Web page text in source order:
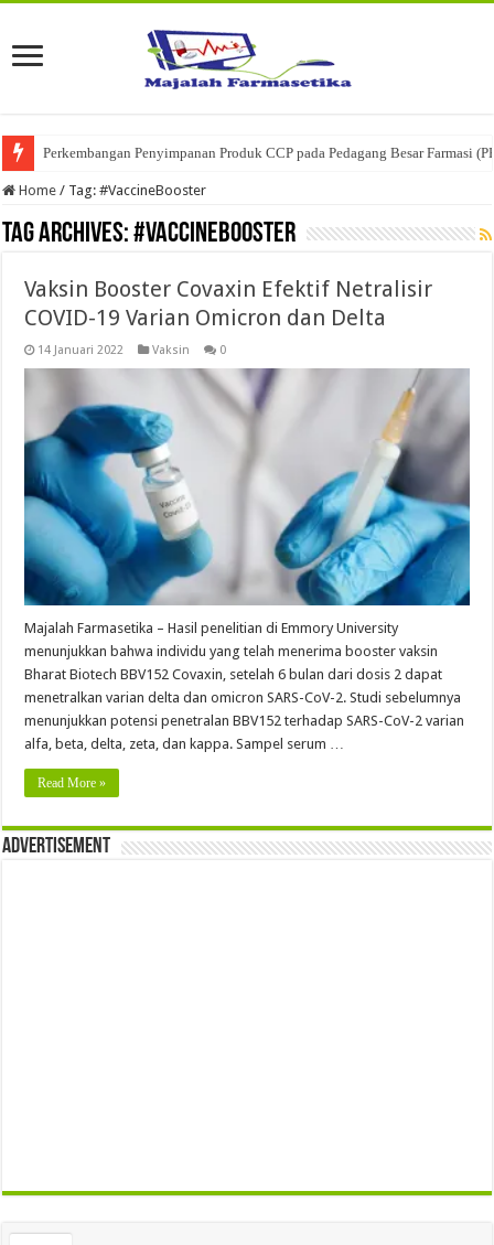
Perkembangan Penyimpanan Produk CCP pada Pedagang Besar Farmasi
Home / Tag:#VaccineBooster
Tag Archives:#VaccineBooster
Vaksin Booster Covaxin Efektif Netralisir
COVID-19 Varian Omicron dan Delta
14 Januari 2022 Vaksin 0
Majalah Farmasetika – Hasil penelitian di Emmory University
menunjukkan bahwa individu yang telah menerima booster vaksin
Bharat Biotech BBV152 Covaxin, setelah 6 bulan dari dosis 2 dapat
menetralkan varian delta dan omicron SARS-CoV-2. Studi sebelumnya
menunjukkan potensi penetralan BBV152 terhadap SARS-CoV-2 varian
alfa, beta, delta, zeta, dan kappa. Sampel serum …
Read More »
Advertisement